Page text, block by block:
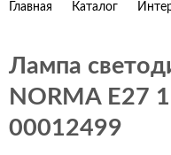
Главная Каталог
Лампа
NORMA E27
00012499